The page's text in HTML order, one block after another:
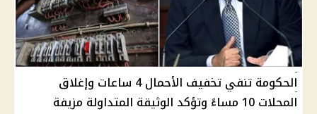
الحكومة تنفي تخفيف الأحمال 4 ساعات وإغلاق
المحلات 10 مساءً وتؤكد الوثيقة المتداولة مزيفة